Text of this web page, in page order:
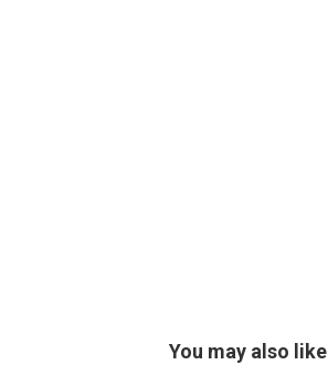
You may also like